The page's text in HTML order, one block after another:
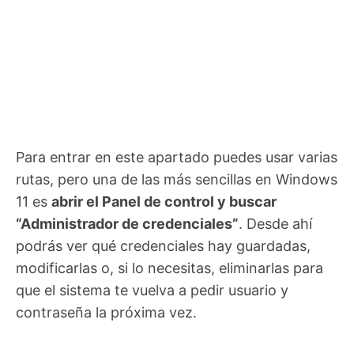
Para entrar en este apartado puedes usar varias
rutas, pero una de las más sencillas en Windows
11 es abrir el Panel de control y buscar
“Administrador de credenciales”. Desde ahí
podrás ver qué credenciales hay guardadas,
modificarlas o, si lo necesitas, eliminarlas para
que el sistema te vuelva a pedir usuario y
contraseña la próxima vez.